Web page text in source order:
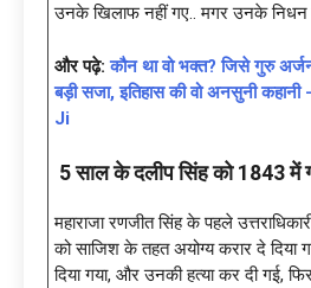
उनके खिलाफ नहीं गए.. मगर उनके निधन
और पढ़े:कौन था वो भक्त? जिसे गुरु
बड़ी सजा, इतिहास की वो अनसुनी
Ji
5 साल के दलीप सिंह को 1843 में
महाराजा रणजीत सिंह के पहले
को साजिश के तहत अयोग्य करार दे दिया
दिया गया, और उनकी हत्या कर दी गई,